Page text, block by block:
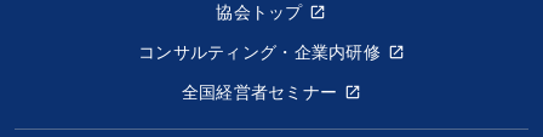
協会トップ
コンサルティング・企業内研修
全国経営者セミナー